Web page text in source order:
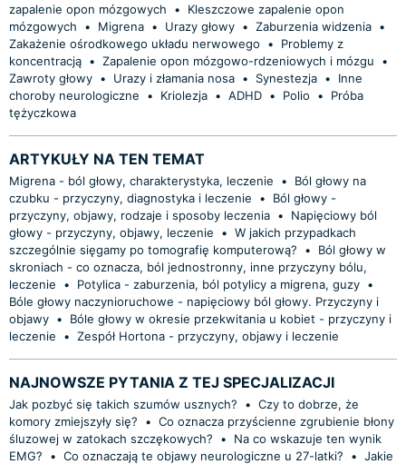
zapalenie opon mózgowych
•
Kleszczowe zapalenie opon
mózgowych
• Migrena • Urazy głowy • Zaburzenia widzenia •
Zakażenie ośrodkowego układu nerwowego
•
Problemy z
koncentracją • Zapalenie opon mózgowo-rdzeniowych i mózgu
•
Zawroty głowy • Urazy i złamania nosa • Synestezja •
Inne
choroby neurologiczne
• Kriolezja • ADHD • Polio •
Próba
tężyczkowa
ARTYKUŁY NA TEN TEMAT
Migrena - ból głowy, charakterystyka, leczenie •
Ból głowy na
czubku - przyczyny, diagnostyka i leczenie
•
Ból głowy -
przyczyny, objawy, rodzaje i sposoby leczenia •
Napięciowy ból
głowy - przyczyny, objawy, leczenie
• W jakich przypadkach
szczególnie sięgamy po tomografię komputerową?
•
Ból głowy w
skroniach - co oznacza, ból jednostronny, inne przyczyny bólu,
leczenie
• Potylica - zaburzenia, ból potylicy a migrena, guzy •
Bóle głowy naczynioruchowe - napięciowy ból głowy. Przyczyny i
objawy •
Bóle głowy w okresie przekwitania u kobiet - przyczyny i
leczenie
• Zespół Hortona - przyczyny, objawy i leczenie
NAJNOWSZE PYTANIA Z TEJ SPECJALIZACJI
Jak pozbyć się takich szumów usznych? • Czy to dobrze, że
komory zmiejszyły się?
• Co oznacza przyścienne zgrubienie błony
śluzowej w zatokach szczękowych?
•
Na co wskazuje ten wynik
EMG?
• Co oznaczają te objawy neurologiczne u 27-latki? • Jakie